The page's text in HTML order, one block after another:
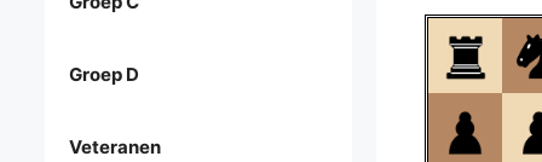
Groep D
Veteranen